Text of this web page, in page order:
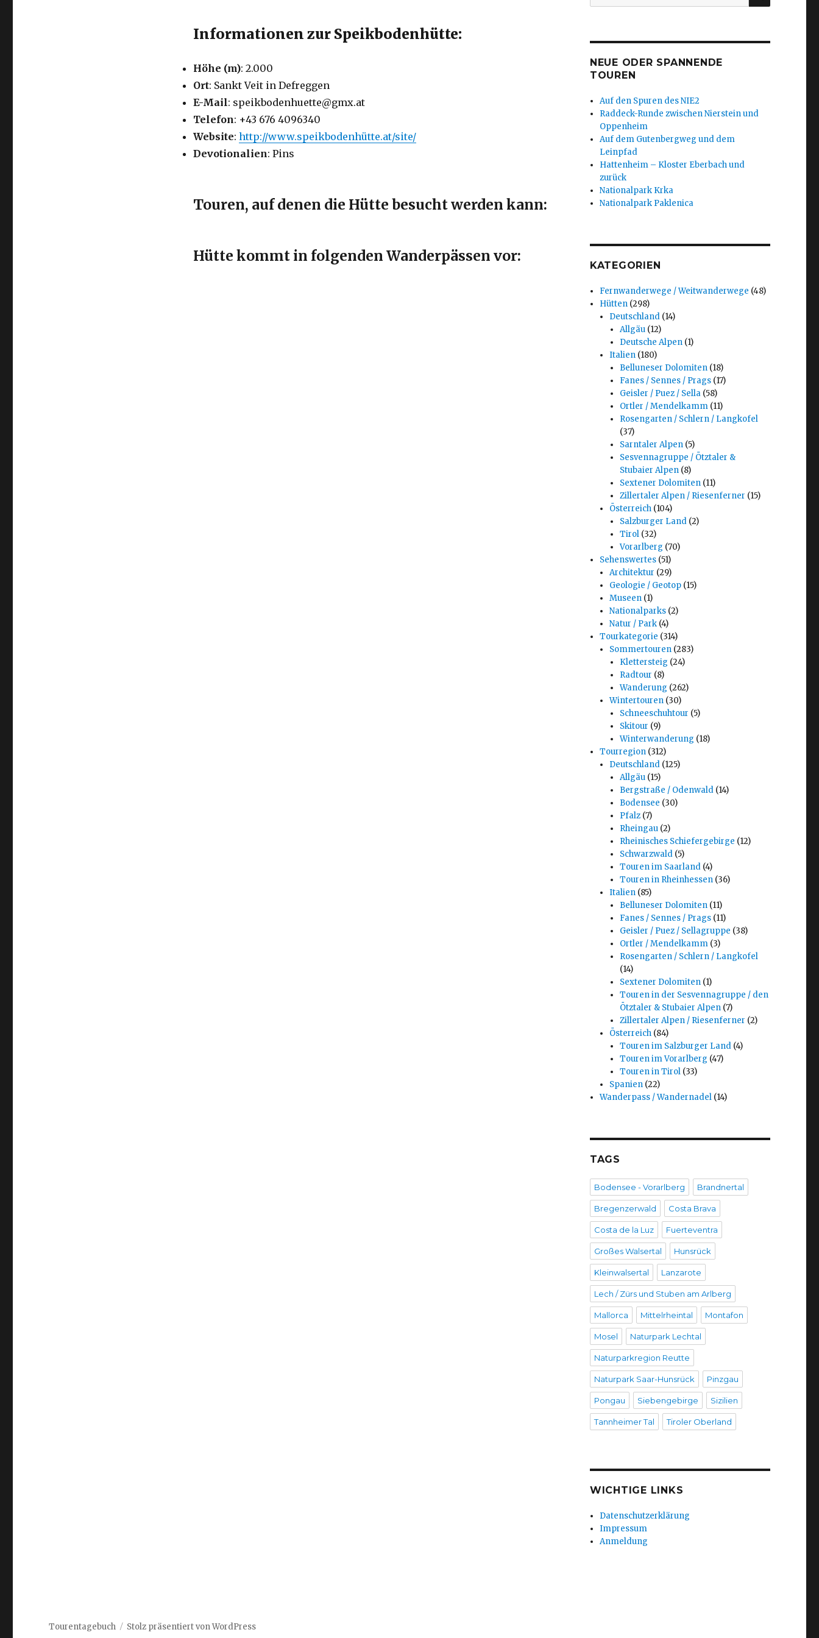
Informationen zur Speikbodenhütte:
Höhe (m): 2.000
Ort: Sankt Veit in Defreggen
E-Mail: speikbodenhuette@gmx.at
Telefon: +43 676 4096340
Website: http://www.speikbodenhütte.at/site/
Devotionalien: Pins
Touren, auf denen die Hütte besucht werden kann:
Hütte kommt in folgenden Wanderpässen vor:
nach:
NEUE ODER SPANNENDE
TOUREN
Auf den Spuren des NIE2
Raddeck-Runde zwischen Nierstein und
Oppenheim
Auf dem Gutenbergweg und dem
Leinpfad
Hattenheim – Kloster Eberbach und
zurück
Nationalpark Krka
Nationalpark Paklenica
KATEGORIEN
Fernwanderwege / Weitwanderwege (48)
Hütten (298)
Deutschland (14)
Allgäu(12)
Deutsche Alpen(1)
Italien (180)
Belluneser Dolomiten(18)
Fanes / Sennes / Prags(17)
Geisler / Puez / Sella(58)
Ortler / Mendelkamm(11)
Rosengarten / Schlern / Langkofel
(37)
Sarntaler Alpen(5)
Sesvennagruppe / Ötztaler &
Stubaier Alpen(8)
Sextener Dolomiten(11)
Zillertaler Alpen / Riesenferner (15)
Österreich (104)
Salzburger Land(2)
Tirol(32)
Vorarlberg (70)
Sehenswertes (51)
Architektur (29)
Geologie / Geotop (15)
Museen (1)
Nationalparks (2)
Natur / Park (4)
Tourkategorie (314)
Sommertouren (283)
Klettersteig (24)
Radtour (8)
Wanderung (262)
Wintertouren (30)
Schneeschuhtour (5)
Skitour (9)
Winterwanderung (18)
Tourregion (312)
Deutschland (125)
Allgäu(15)
Bergstraße / Odenwald(14)
Bodensee (30)
Pfalz(7)
Rheingau(2)
Rheinisches Schiefergebirge (12)
Schwarzwald(5)
Touren im Saarland(4)
Touren in Rheinhessen(36)
Italien (85)
Belluneser Dolomiten(11)
Fanes / Sennes / Prags(11)
Geisler / Puez / Sellagruppe (38)
Ortler / Mendelkamm(3)
Rosengarten / Schlern / Langkofel
(14)
Sextener Dolomiten(1)
Touren in der Sesvennagruppe / den
Ötztaler & Stubaier Alpen(7)
Zillertaler Alpen / Riesenferner (2)
Österreich (84)
Touren im Salzburger Land(4)
Touren im Vorarlberg (47)
Touren in Tirol(33)
Spanien (22)
Wanderpass / Wandernadel (14)
TAGS
Bodensee - Vorarlberg Brandnertal
Bregenzerwald Costa Brava
Costa de la Luz Fuerteventra
Großes Walsertal Hunsrück
Kleinwalsertal Lanzarote
Lech / Zürs und Stuben am Arlberg
Mallorca Mittelrheintal Montafon
Mosel Naturpark Lechtal
Naturparkregion Reutte
Naturpark Saar-Hunsrück Pinzgau
Pongau Siebengebirge Sizilien
Tannheimer Tal Tiroler Oberland
WICHTIGE LINKS
Datenschutzerklärung
Impressum
Anmeldung
Tourentagebuch Stolz präsentiert von WordPress